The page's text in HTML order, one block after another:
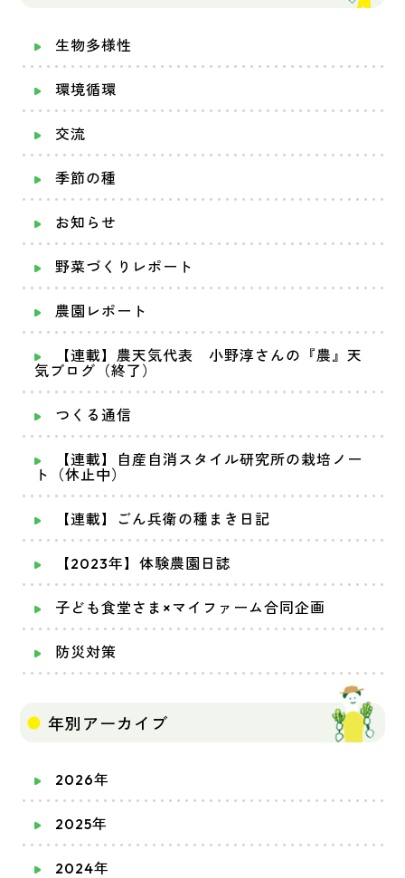
生物多様性
環境循環
交流
季節の種
お知らせ
野菜づくりレポート
農園レポート
【連載】農天気代表 小野淳さんの『農』天
気ブログ（終了）
つくる通信
【連載】自産自消スタイル研究所の栽培ノー
ト（休止中）
【連載】ごん兵衛の種まき日記
【2023年】体験農園日誌
子ども食堂さま×マイファーム合同企画
防災対策
年別アーカイブ
2026年
2025年
2024年